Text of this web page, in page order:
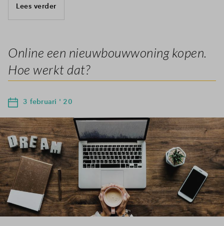
Lees verder
Online een nieuwbouwwoning kopen.
Hoe werkt dat?
3 februari ' 20